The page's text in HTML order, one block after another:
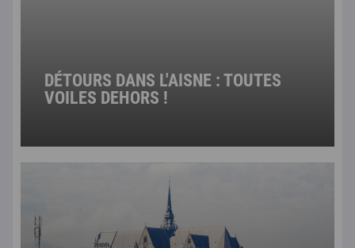
DÉTOURS DANS L'AISNE : TOUTES
VOILES DEHORS !